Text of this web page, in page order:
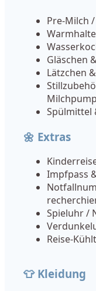
Pre-Milch
Gläschen
Lätzchen
Spülmittel
🌼 Extras
Impfpass
Spieluhr /
Reise-
👕 Kleidung